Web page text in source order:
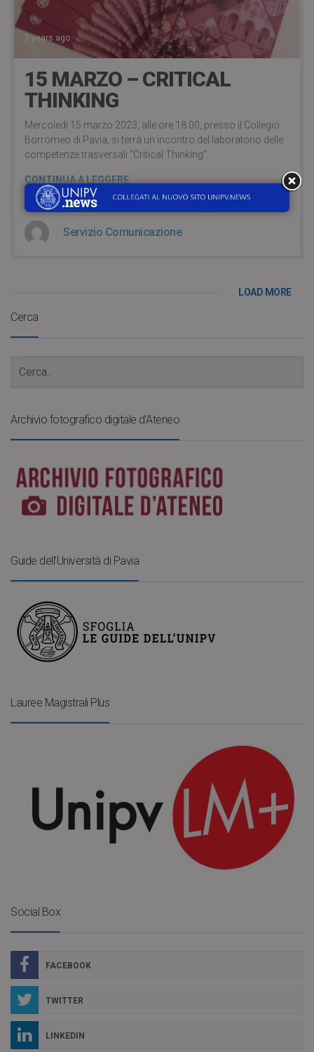
3 years ago
15 MARZO – CRITICAL
THINKING
Mercoledì 15 marzo 2023, alle ore 18:00, presso il Collegio
Borromeo di Pavia, si terrà un incontro del laboratorio delle
competenze trasversali “Critical Thinking”.
CONTINUA A LEGGERE
Servizio Comunicazione
LOAD MORE
Cerca
Archivio fotografico digitale d’Ateneo
Guide dell’Università di Pavia
Lauree Magistrali Plus
Social Box
FACEBOOK
TWITTER
LINKEDIN